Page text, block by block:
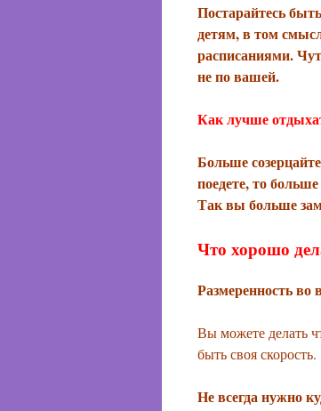
Постарайтесь
детям, в том
расписаниями.
не по вашей.
Как лучше
Больше
поедете, то
Так вы больше
Что хорошо
Размеренность во
Вы можете делать
быть своя скорость.
Не всегда нужно